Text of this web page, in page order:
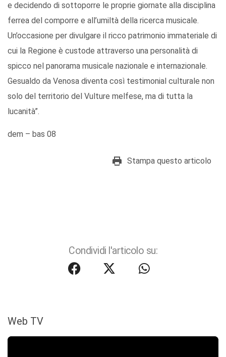
e decidendo di sottoporre le proprie giornate alla disciplina
ferrea del comporre e all’umiltà della ricerca musicale.
Un’occasione per divulgare il ricco patrimonio immateriale di
cui la Regione è custode attraverso una personalità di
spicco nel panorama musicale nazionale e internazionale.
Gesualdo da Venosa diventa così testimonial culturale non
solo del territorio del Vulture melfese, ma di tutta la
lucanità”.
dem – bas 08
Stampa questo articolo
Condividi l'articolo su:
Web TV